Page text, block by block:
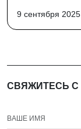
9 сентября 2025
СВЯЖИТЕСЬ С